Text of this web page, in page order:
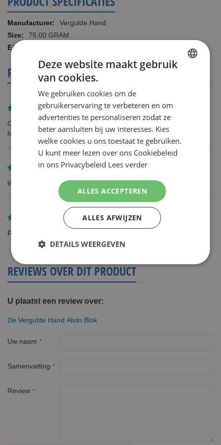
Meer
informatie
Vergulde Hand
75.00 GRAM
REVIEWS
Gereviewd door Frans
Goedkoper als bij menige retailer...................Krui**** bijv. Als ze
hem al hebben................
Gereviewd door P. van Wijk
Werkt goed
Gereviewd door anoniem
Fijn product
REVIEWS OVER DIT PRODUCT
U plaatst een review over:
De Vergulde Hand Aluin Blok
Uw naam
Samenvatting
Review
Deze website maakt gebruik
van cookies.
We gebruiken cookies om de
gebruikerservaring te verbeteren en om
advertenties te personaliseren zodat ze
beter aansluiten bij uw interesses. Kies
welke cookies u ons toestaat te gebruiken.
U kunt meer lezen over ons Cookiebeleid
in ons Privacybeleid Lees verder
ALLES ACCEPTEREN
ALLES AFWIJZEN
DETAILS WEERGEVEN